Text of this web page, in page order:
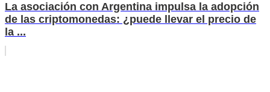
La asociación con Argentina impulsa la adopción
de las criptomonedas: ¿puede llevar el precio de
la ...